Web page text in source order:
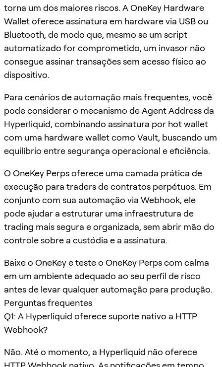
torna um dos maiores riscos. A OneKey Hardware
Wallet oferece assinatura em hardware via USB ou
Bluetooth, de modo que, mesmo se um script
automatizado for comprometido, um invasor não
consegue assinar transações sem acesso físico ao
dispositivo.
Para cenários de automação mais frequentes, você
pode considerar o mecanismo de Agent Address da
Hyperliquid, combinando assinatura por hot wallet
com uma hardware wallet como Vault, buscando um
equilíbrio entre segurança operacional e eficiência.
O OneKey Perps oferece uma camada prática de
execução para traders de contratos perpétuos. Em
conjunto com sua automação via Webhook, ele
pode ajudar a estruturar uma infraestrutura de
trading mais segura e organizada, sem abrir mão do
controle sobre a custódia e a assinatura.
Baixe o OneKey e teste o OneKey Perps com calma
em um ambiente adequado ao seu perfil de risco
antes de levar qualquer automação para produção.
Perguntas frequentes
Q1: A Hyperliquid oferece suporte nativo a HTTP
Webhook?
Não. Até o momento, a Hyperliquid não oferece